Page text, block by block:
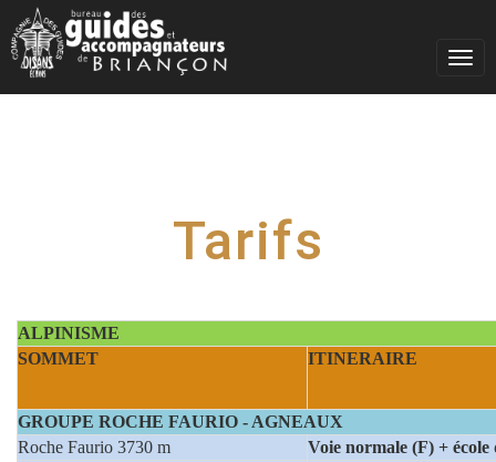
Tarifs
ALPINISME
SOMMET
ITINERAIRE
GROUPE ROCHE FAURIO - AGNEAUX
Roche Faurio 3730 m
Voie normale (F) + école